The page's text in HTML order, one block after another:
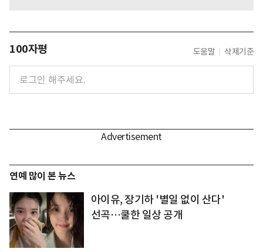
100자평 도움말 삭제기준
연예 많이 본 뉴스
아이유, 장기하 '별일 없이 산다'
선곡…쿨한 일상 공개